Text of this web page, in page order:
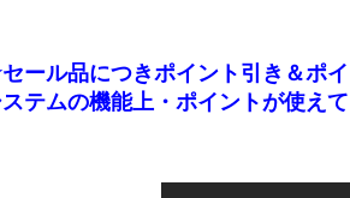
ール品につきポイント引き＆ポイ
テムの機能上・ポイントが使え